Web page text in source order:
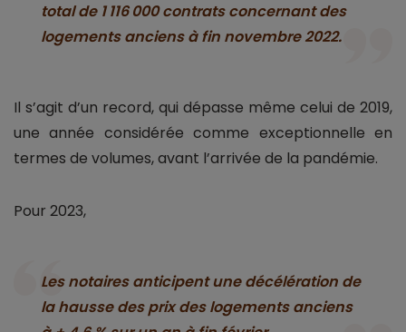
total de 1 116 000 contrats concernant des
logements anciens à fin novembre 2022.
Il s’agit d’un record, qui dépasse même celui de 2019,
une année considérée comme exceptionnelle en
termes de volumes, avant l’arrivée de la pandémie.
Pour 2023,
Les notaires anticipent une décélération de
la hausse des prix des logements anciens